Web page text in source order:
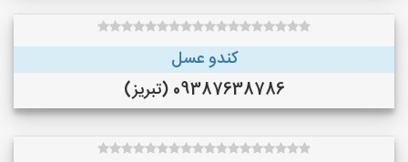
کندو عسل
09387638786 (تبریز)